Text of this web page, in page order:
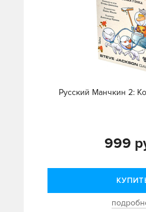
Русский Манчкин 2:
999